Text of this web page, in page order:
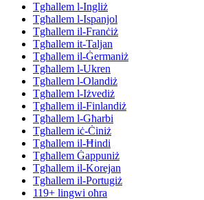
Tgħallem l-Ingliż
Tgħallem l-Ispanjol
Tgħallem il-Franċiż
Tgħallem it-Taljan
Tgħallem il-Ġermaniż
Tgħallem l-Ukren
Tgħallem l-Olandiż
Tgħallem l-Iżvediż
Tgħallem il-Finlandiż
Tgħallem l-Għarbi
Tgħallem iċ-Ċiniż
Tgħallem il-Ħindi
Tgħallem Ġappuniż
Tgħallem il-Korejan
Tgħallem il-Portugiż
119+ lingwi oħra